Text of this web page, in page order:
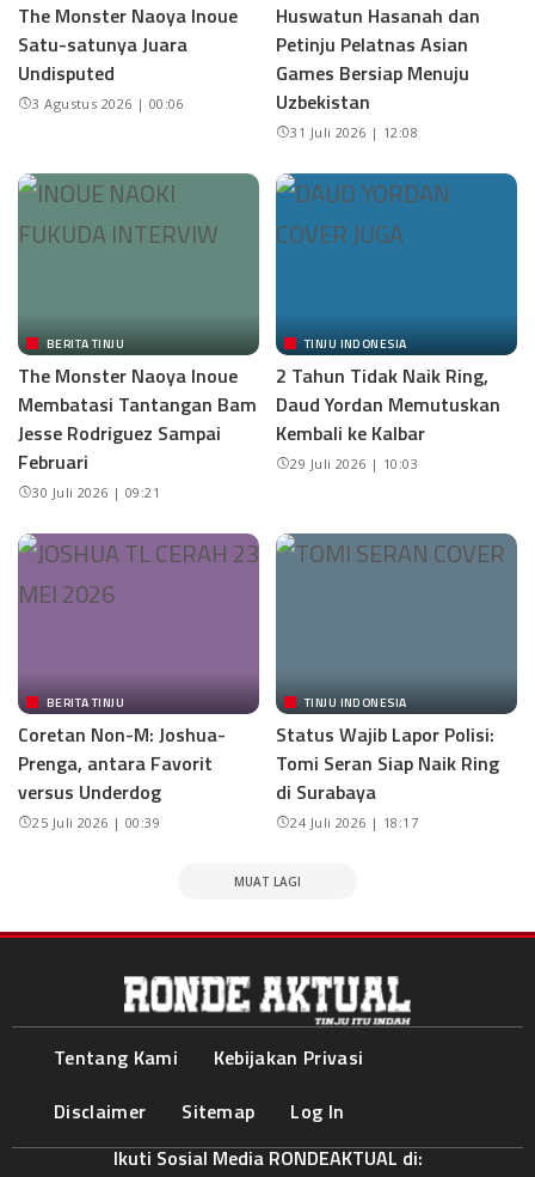
The Monster Naoya Inoue
Satu-satunya Juara
Undisputed
3 Agustus 2026 | 00:06
Huswatun Hasanah dan
Petinju Pelatnas Asian
Games Bersiap Menuju
Uzbekistan
31 Juli 2026 | 12:08
BERITA TINJU
The Monster Naoya Inoue
Membatasi Tantangan Bam
Jesse Rodriguez Sampai
Februari
30 Juli 2026 | 09:21
TINJU INDONESIA
2 Tahun Tidak Naik Ring,
Daud Yordan Memutuskan
Kembali ke Kalbar
29 Juli 2026 | 10:03
BERITA TINJU
Coretan Non-M: Joshua-
Prenga, antara Favorit
versus Underdog
25 Juli 2026 | 00:39
TINJU INDONESIA
Status Wajib Lapor Polisi:
Tomi Seran Siap Naik Ring
di Surabaya
24 Juli 2026 | 18:17
MUAT LAGI
Tentang Kami
Kebijakan Privasi
Disclaimer
Sitemap
Log In
Ikuti Sosial Media RONDEAKTUAL di: